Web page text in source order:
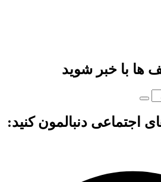
ها با خبر شوید
اجتماعی دنبالمون کنید: